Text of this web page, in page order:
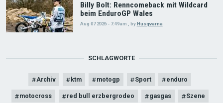
Billy Bolt: Renncomeback mit Wildcard
beim EnduroGP Wales
Aug 07 2026 - 7:49am byHusqvarna
SCHLAGWORTE
Archiv ktm motogp Sport enduro
motocross red bull erzbergrodeo gasgas Szene